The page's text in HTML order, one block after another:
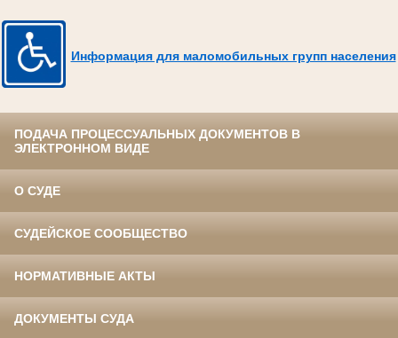
Информация для маломобильных групп населения
ПОДАЧА ПРОЦЕССУАЛЬНЫХ ДОКУМЕНТОВ В
ЭЛЕКТРОННОМ ВИДЕ
О СУДЕ
СУДЕЙСКОЕ СООБЩЕСТВО
НОРМАТИВНЫЕ АКТЫ
ДОКУМЕНТЫ СУДА